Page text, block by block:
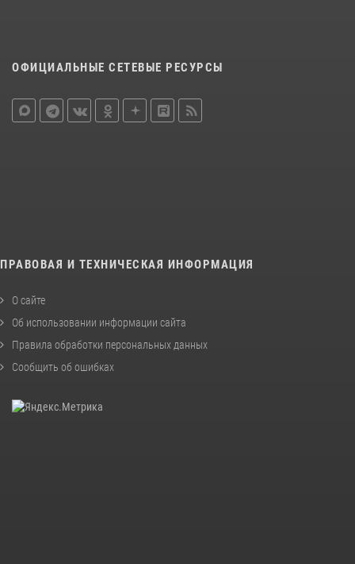
ОФИЦИАЛЬНЫЕ СЕТЕВЫЕ РЕСУРСЫ
ПРАВОВАЯ И ТЕХНИЧЕСКАЯ ИНФОРМАЦИЯ
О сайте
Об использовании информации сайта
Правила обработки персональных данных
Сообщить об ошибках